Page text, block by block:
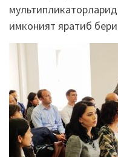
имконият яратиб